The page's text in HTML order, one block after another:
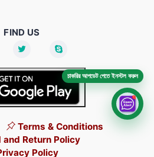
FIND US
Terms & Conditions
and Return Policy
Policy
চাকরির আপডেট পেতে ইনস্টল করুন